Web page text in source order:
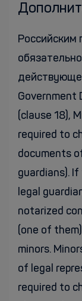
Российским
Government
(clause 18),
required to
documents
guardians).
legal
notarized
(one of
minors.
of legal
required to